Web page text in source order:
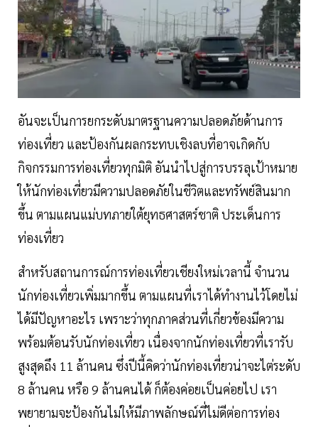
อันจะเป็นการยกระดับมาตรฐานความปลอดภัยด้านการ
ท่องเที่ยว และป้องกันผลกระทบเชิงลบที่อาจเกิดกับ
กิจกรรมการท่องเที่ยวทุกมิติ อันนำไปสู่การบรรลุเป้าหมาย
ให้นักท่องเที่ยวมีความปลอดภัยในชีวิตและทรัพย์สินมาก
ขึ้น ตามแผนแม่บทภายใต้ยุทธศาสตร์ชาติ ประเด็นการ
ท่องเที่ยว
สำหรับสถานการณ์การท่องเที่ยวเชียงใหม่เวลานี้ จำนวน
นักท่องเที่ยวเพิ่มมากขึ้น ตามแผนที่เราได้ทำงานไว้โดยไม่
ได้มีปัญหาอะไร เพราะว่าทุกภาคส่วนที่เกี่ยวข้องมีความ
พร้อมต้อนรับนักท่องเที่ยว เนื่องจากนักท่องเที่ยวที่เรารับ
สูงสุดถึง 11 ล้านคน ซึ่งปีนี้คิดว่านักท่องเที่ยวน่าจะไต่ระดับ
8 ล้านคน หรือ 9 ล้านคนได้ ก็ต้องค่อยเป็นค่อยไป เรา
พยายามจะป้องกันไม่ให้มีภาพลักษณ์ที่ไม่ดีต่อการท่อง